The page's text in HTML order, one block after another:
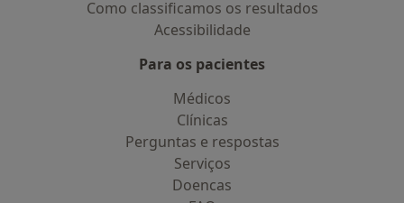
Como classificamos os resultados
Acessibilidade
Para os pacientes
Médicos
Clínicas
Perguntas e respostas
Serviços
Doencas